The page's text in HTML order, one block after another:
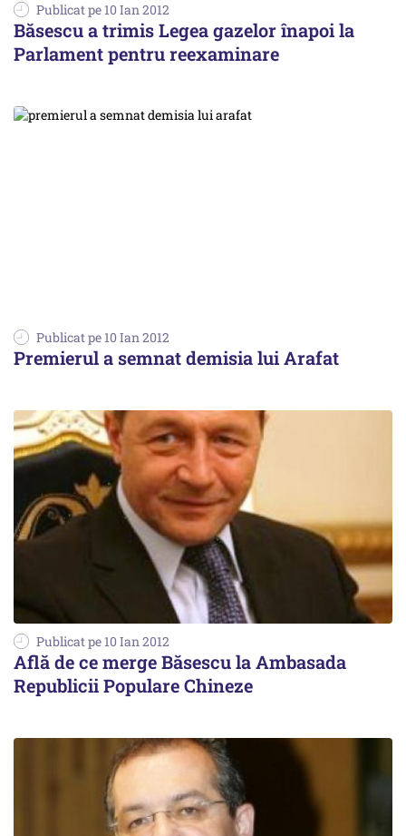
Publicat pe 10 Ian 2012
Băsescu a trimis Legea gazelor înapoi la
Parlament pentru reexaminare
Publicat pe 10 Ian 2012
Premierul a semnat demisia lui Arafat
Publicat pe 10 Ian 2012
Află de ce merge Băsescu la Ambasada
Republicii Populare Chineze